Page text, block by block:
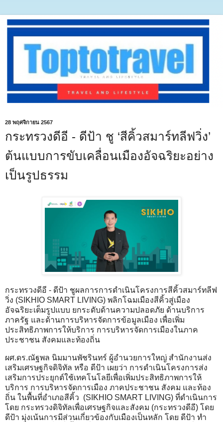
28 พฤศจิกายน 2567
กระทรวงดีอี - ดีป้า ชู ‘สีคิ้วสมาร์ทลีฟวิ่ง’
ต้นแบบการขับเคลื่อนเมืองอัจฉริยะอย่าง
เป็นรูปธรรม
กระทรวงดีอี - ดีป้า ชูผลการการดำเนินโครงการสีคิ้วสมาร์ทลีฟ
วิ่ง (SIKHIO SMART LIVING) พลิกโฉมเมืองสีคิ้วสู่เมือง
อัจฉริยะเต็มรูปแบบ ยกระดับด้านความปลอดภัย ด้านบริการ
ภาครัฐ และด้านการบริหารจัดการข้อมูลเมือง เพื่อเพิ่ม
ประสิทธิภาพการให้บริการ การบริหารจัดการเมืองในภาค
ประชาชน สังคมและท้องถิ่น
ผศ.ดร.ณัฐพล นิมมานพัชรินทร์ ผู้อำนวยการใหญ่ สำนักงานส่ง
เสริมเศรษฐกิจดิจิทัล หรือ ดีป้า เผยว่า การดำเนินโครงการส่ง
เสริมการประยุกต์ใช้เทคโนโลยีเพื่อเพิ่มประสิทธิภาพการให้
บริการ การบริหารจัดการเมือง ภาคประชาชน สังคม และท้อง
ถิ่น ในพื้นที่อำเภอสีคิ้ว (SIKHIO SMART LIVING) ที่ดำเนินการ
โดย กระทรวงดิจิทัลเพื่อเศรษฐกิจและสังคม (กระทรวงดีอี) โดย
ดีป้า มุ่งเน้นการมีส่วนเกี่ยวข้องกับเมืองเป็นหลัก โดย ดีป้า ทำ